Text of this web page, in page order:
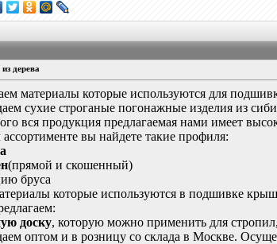
дерева
материалы которые используются для
сухие строганые погонажные изделия из
вся продукция предлагаемая нами имеет
вы найдете такие профиля:
(прямой и скошенный)
бруса
которые используются в подшивке
доску, которую можно применить для
оптом и в розницу со склада в Москве.